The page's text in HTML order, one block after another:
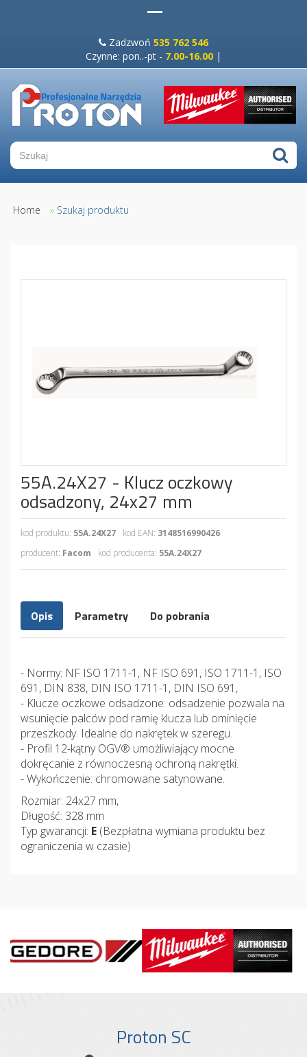
Zadzwoń 535 762 546
Czynne: pon..-pt - 7.00-16.00 |
Home » Szukaj produktu
55A.24X27 - Klucz oczkowy
odsadzony, 24x27 mm
kod produktu: 55A.24X27 kod EAN: 3148516990426
producent: Facom kod producenta: 55A.24X27
Opis Parametry Do pobrania
- Normy: NF ISO 1711-1, NF ISO 691, ISO 1711-1, ISO
691, DIN 838, DIN ISO 1711-1, DIN ISO 691,
- Klucze oczkowe odsadzone: odsadzenie pozwala na
wsunięcie palców pod ramię klucza lub ominięcie
przeszkody. Idealne do nakrętek w szeregu.
- Profil 12-kątny OGV® umożliwiający mocne
dokręcanie z równoczesną ochroną nakrętki.
- Wykończenie: chromowane satynowane.
Rozmiar: 24x27 mm,
Długość: 328 mm
Typ gwarancji: E (Bezpłatna wymiana produktu bez
ograniczenia w czasie)
Proton SC